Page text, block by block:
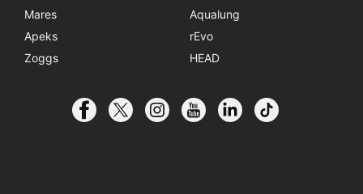
Mares
Aqualung
Apeks
rEvo
Zoggs
HEAD